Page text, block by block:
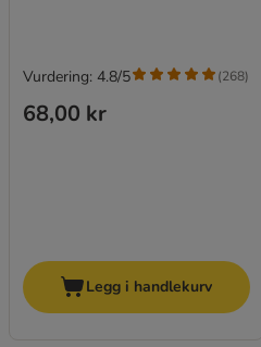
68,00 kr
Vurdering: 4.8/5 (268)
Legg i handlekurv